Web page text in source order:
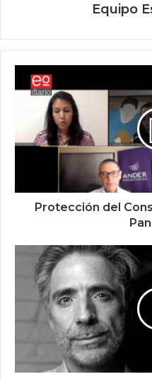
Equipo
Protección del